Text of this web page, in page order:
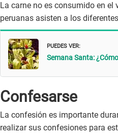
La carne no es consumido en
peruanas asisten a los
PUEDES VER:
Semana Santa:
Confesarse
La confesión es importante
realizar sus confesiones para